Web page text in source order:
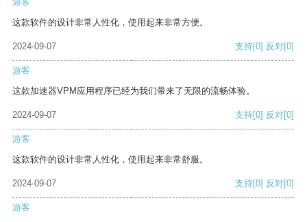
这款软件的设计非常人性化，使用起来非常方便。
2024-09-07 支持[0] 反对[0]
游客
这款加速器VPM应用程序已经为我们带来了无限的流畅体验。
2024-09-07 支持[0] 反对[0]
游客
这款软件的设计非常人性化，使用起来非常舒服。
2024-09-07 支持[0] 反对[0]
游客